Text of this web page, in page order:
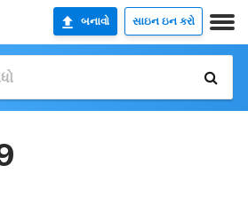
બનાવો સાઇન ઇન કરો